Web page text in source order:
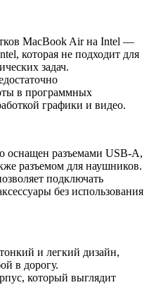
MacBook Air на Intel —
которая не подходит для
задач.
в программных
графики и видео.
оснащен разъемами USB-A,
разъемом для наушников.
подключать
без использования
и легкий дизайн,
в дорогу.
который выглядит